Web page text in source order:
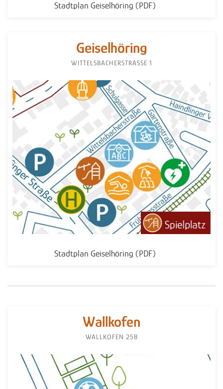
Stadtplan Geiselhöring (PDF)
Geiselhöring
WITTELSBACHER­STRASSE 1
Stadtplan Geiselhöring (PDF)
Wallkofen
WALLKOFEN 25B